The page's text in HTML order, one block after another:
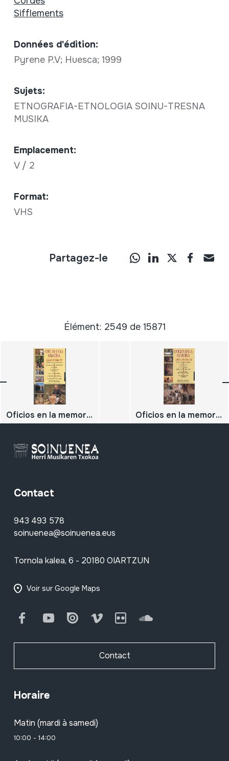
Sifflements
Données d'édition:
Pyrene P.V; Huesca; 1999
Sujets:
ETNOGRAFIA-ETNOLOGIA SOINU-TRESNA
MUSIKA
Emplacement:
V / 2
Format:
VHS
Partagez-le
Élément: 2549 de 15871
Oficios en la memoria 5; Oficios Perdidos VII La cestería de avellano Albarcas campurrianas El orujo. El hilado de la lana. El palo majorero La pesca con mosca La cerámica de Muel Oficios en la memoria 2; Oficios Perdidos VII El molino de arcera El mejunje. El latonero Pablo, el cuchillero La cabra en fuerteventura Los telares de trapera
Contact
943 493 578
soinuenea@soinuenea.eus
Tornola kalea, 6 - 20180 OIARTZUN
Voir sur Google Maps
FacebookYoutube Issuu Vimeo Flickr SoundCloud
Contact
Horaire
Matin (mardi à samedi)
10:00 - 14:00